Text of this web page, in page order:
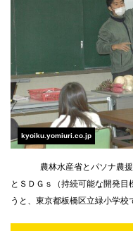
kyoiku.yomiuri.co.jp
農林水産省とパソナ農援隊
とＳＤＧｓ（持続可能な開発
うと、東京都板橋区立緑小学